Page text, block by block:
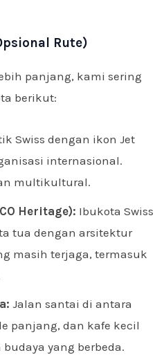
Rute)
panjang, kami sering
berikut:
Swiss dengan ikon Jet
internasional.
multikultural.
Heritage): Ibukota Swiss
tua dengan arsitektur
masih terjaga, termasuk
Jalan santai di antara
panjang, dan kafe kecil
yang berbeda.